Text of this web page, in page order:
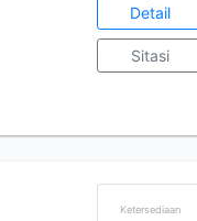
Detail
Sitasi
Ketersediaan